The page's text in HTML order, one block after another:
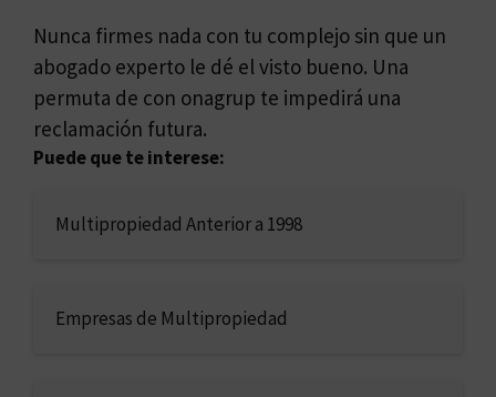
Nunca firmes nada con tu complejo sin que un
abogado experto le dé el visto bueno. Una
permuta de con onagrup te impedirá una
reclamación futura.
Puede que te interese:
Multipropiedad Anterior a 1998
Empresas de Multipropiedad